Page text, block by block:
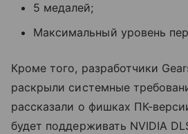
5 медалей;
Максимальный уровень
Кроме того, разработчики
раскрыли системные
рассказали о фишках ПК-
будет поддерживать NVIDIA